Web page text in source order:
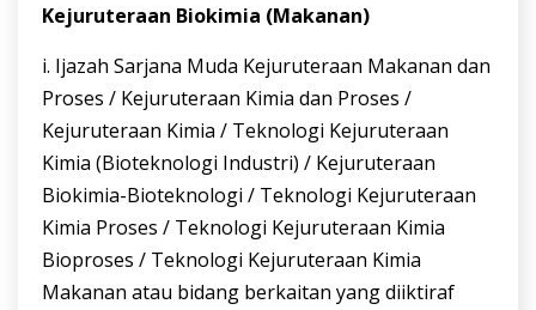
Kejuruteraan Biokimia (Makanan)
i. Ijazah Sarjana Muda Kejuruteraan Makanan dan
Proses / Kejuruteraan Kimia dan Proses /
Kejuruteraan Kimia / Teknologi Kejuruteraan
Kimia (Bioteknologi Industri) / Kejuruteraan
Biokimia-Bioteknologi / Teknologi Kejuruteraan
Kimia Proses / Teknologi Kejuruteraan Kimia
Bioproses / Teknologi Kejuruteraan Kimia
Makanan atau bidang berkaitan yang diiktiraf